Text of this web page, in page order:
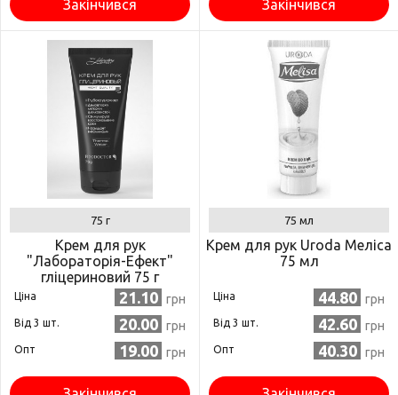
Закінчився Закінчився
75 г
Крем для рук
"Лабораторія-Ефект"
гліцериновий 75 г
(4820058763995)
Ціна 21.10 грн
Від 3 шт. 20.00 грн
Опт 19.00 грн
75 мл
Крем для рук Uroda Меліса
75 мл
Ціна 44.80 грн
Від 3 шт. 42.60 грн
Опт 40.30 грн